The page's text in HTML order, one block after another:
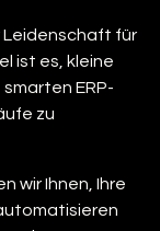
Leidenschaft für
ist es, kleine
ERP-
zu
wir Ihnen, Ihre